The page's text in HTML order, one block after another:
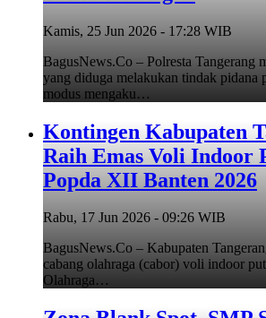
Kamis, 25 Jun 2026 - 17:28 WIB
BagusNews.Co – Polresta Tangerang
yang diduga melakukan tindak pidana
modus mengaku…
Kontingen Kabupaten
Raih Emas Voli Indoor
Popda XII Banten 2026
Rabu, 17 Jun 2026 - 09:26 WIB
BagusNews.Co – Kabupaten
cabang olahraga (cabor) voli indoor
Olahraga…